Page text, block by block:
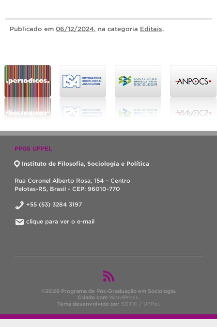
Publicado em 06/12/2024, na categoria Editais.
PPGS UFPEL
Instituto de Filosofia, Sociologia e Política
Rua Coronel Alberto Rosa, 154 – Centro
Pelotas-RS, Brasil - CEP: 96010-770
+55 (53) 3284 3197
clique para ver o e-mail
©2026 Programa de Pós-Graduação em Sociologia.
Criado com WordPress.
Tema desenvolvido por SGTIC / UFPel.